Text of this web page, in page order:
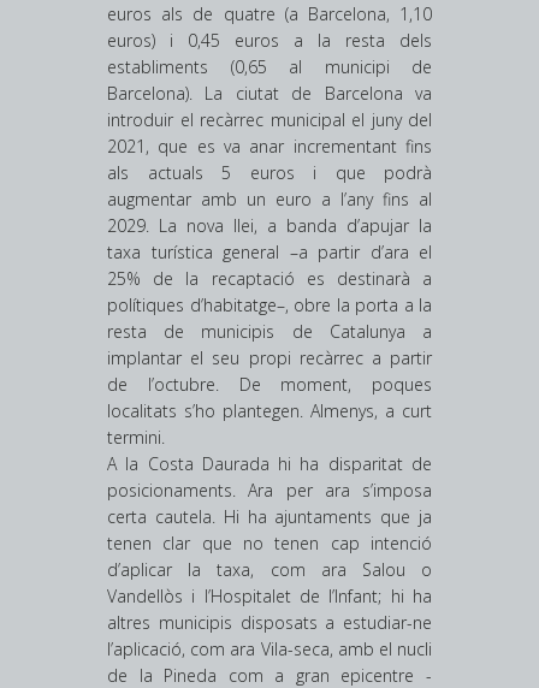
euros als de quatre (a Barcelona, 1,10
euros) i 0,45 euros a la resta dels
establiments (0,65 al municipi de
Barcelona). La ciutat de Barcelona va
introduir el recàrrec municipal el juny del
2021, que es va anar incrementant fins
als actuals 5 euros i que podrà
augmentar amb un euro a l’any fins al
2029. La nova llei, a banda d’apujar la
taxa turística general –a partir d’ara el
25% de la recaptació es destinarà a
polítiques d’habitatge–, obre la porta a la
resta de municipis de Catalunya a
implantar el seu propi recàrrec a partir
de l’octubre. De moment, poques
localitats s’ho plantegen. Almenys, a curt
termini.
A la Costa Daurada hi ha disparitat de
posicionaments. Ara per ara s’imposa
certa cautela. Hi ha ajuntaments que ja
tenen clar que no tenen cap intenció
d’aplicar la taxa, com ara Salou o
Vandellòs i l’Hospitalet de l’Infant; hi ha
altres municipis disposats a estudiar-ne
l’aplicació, com ara Vila-seca, amb el nucli
de la ­Pineda com a gran epicentre ­